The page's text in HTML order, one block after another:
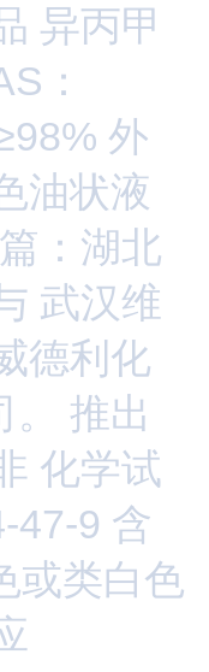
异丙甲
：
外
油状液
：湖北
武汉维
德利化
。 推出
化学试
47-9 含
或类白色